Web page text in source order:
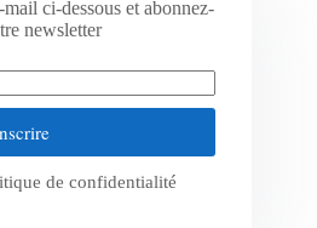
mail ci-dessous et abonnez-
newsletter
de confidentialité